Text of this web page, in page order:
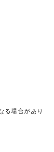
る場合があり